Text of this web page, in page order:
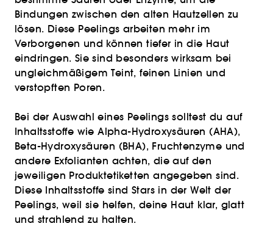
Bindungen zwischen den alten Hautzellen zu
lösen. Diese Peelings arbeiten mehr im
Verborgenen und können tiefer in die Haut
eindringen. Sie sind besonders wirksam bei
ungleichmäßigem Teint, feinen Linien und
verstopften Poren.
Bei der Auswahl eines Peelings solltest du auf
Inhaltsstoffe wie Alpha-Hydroxysäuren (AHA),
Beta-Hydroxysäuren (BHA), Fruchtenzyme und
andere Exfolianten achten, die auf den
jeweiligen Produktetiketten angegeben sind.
Diese Inhaltsstoffe sind Stars in der Welt der
Peelings, weil sie helfen, deine Haut klar, glatt
und strahlend zu halten.